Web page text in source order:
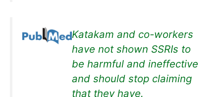
Katakam and co-workers
have not shown SSRIs to
be harmful and ineffective
and should stop claiming
that they have.